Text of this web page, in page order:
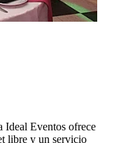
Ideal Eventos ofrece
libre y un servicio